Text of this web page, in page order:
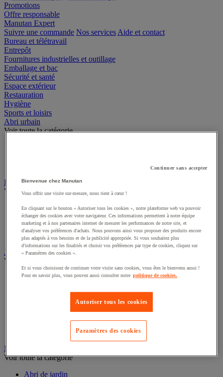
Promotions
Offre responsable
Manutan Expert
Suivre une commande
Bureau et télétravail
Entrepôt
Fournitures industrielles et outillage
Emballage et bac
Sécurité et santé
Espace extérieur
Restauration
Hygiène
Sports et loisirs
Abri urbain
Drapeau
Drapeau officiel
Drapeau publicitaire
Manche à air
Mât
Jardin
Voir toute la catégorie
Grillage, canisse et palissade
Jardinière et potager
Outillage à main de jardin
Outillage motorisé de jardin
Pompe et récupérateur eau de pluie
Mobilier d'extérieur
Continuer sans accepter
Bienvenue chez Manutan
Vous offrir une visite sur-mesure, nous tient à cœur !
En cliquant sur le bouton « Autoriser tous les cookies », notre plateforme web va pouvoir
échanger des cookies avec votre navigateur. Ces informations permettent à notre équipe
marketing et à nos partenaires internet de mesurer les performances de notre site, et
d'analyser vos préférences d'achats. Nous pouvons ainsi vous proposer des produits encore
plus adaptés à vos besoins et de la publicité appropriée. Si vous souhaitez plus
d'informations sur les finalités et choisir vos préférences par type de cookies, cliquez sur
« Paramètres des cookies ».
Et si vous choisissez de continuer votre visite sans cookies, vous êtes le bienvenu aussi !
Pour en savoir plus, vous pouvez aussi consulter notre politique de cookies.
Autoriser tous les cookies
Paramètres des cookies